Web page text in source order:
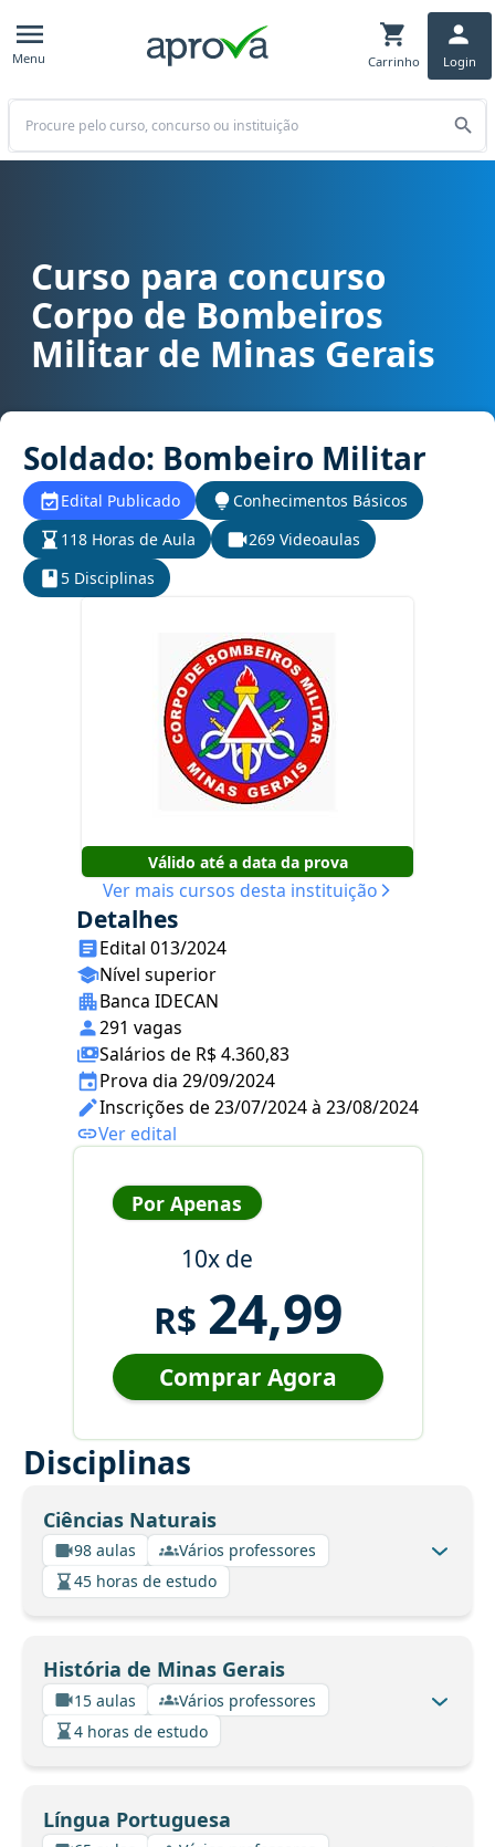
Menu Carrinho Login
Buscar
Curso para concurso CBM MG - Corpo de Bombeiros Militar de
Curso para concurso
Corpo de Bombeiros
Militar de Minas Gerais
Soldado: Bombeiro Militar
Edital Publicado
Conhecimentos Básicos
118 Horas de Aula
269 Videoaulas
5 Disciplinas
Válido até a data da prova
Ver mais cursos desta instituição
Detalhes
Edital 013/2024
Nível superior
Banca IDECAN
291 vagas
Salários de R$ 4.360,83
Prova dia 29/09/2024
Inscrições de 23/07/2024 à 23/08/2024
Ver edital
Por Apenas
10x de
R$ 24,99
Comprar Agora
Disciplinas
Ciências Naturais
98 aulas
Vários professores
45 horas de estudo
História de Minas Gerais
15 aulas
Vários professores
4 horas de estudo
Língua Portuguesa